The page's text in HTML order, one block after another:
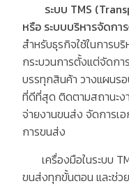
ระบบ TMS
หรือ ระบบบริหารจัดกา
สำหรับธุรกิจใช้ในการบ
กระบวนการตั้งแต่จัดกา
บรรทุกสินค้า วางแผนร
ที่ดีที่สุด ติดตามสถานะง
จ่ายงานขนส่ง จัดการเ
การขนส่ง
เครื่องมือในระบบ
ขนส่งทุกขั้นตอน และช่ว